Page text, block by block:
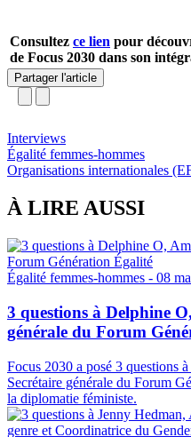
Consultez ce lien pour
de Focus 2030 dans son
Partager l'article
Interviews
Égalité femmes-hommes
Organisations internationales
À LIRE AUSSI
Égalité femmes-hommes - 08
3 questions à Delphine
générale du Forum
Focus 2030 a posé 3 questions
Secrétaire générale du Forum
la diplomatie féministe.